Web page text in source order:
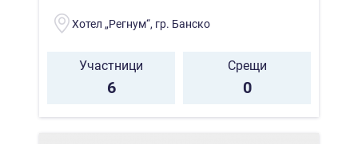
Хотел „Регнум“, гр. Банско
Участници
6
Срещи
0